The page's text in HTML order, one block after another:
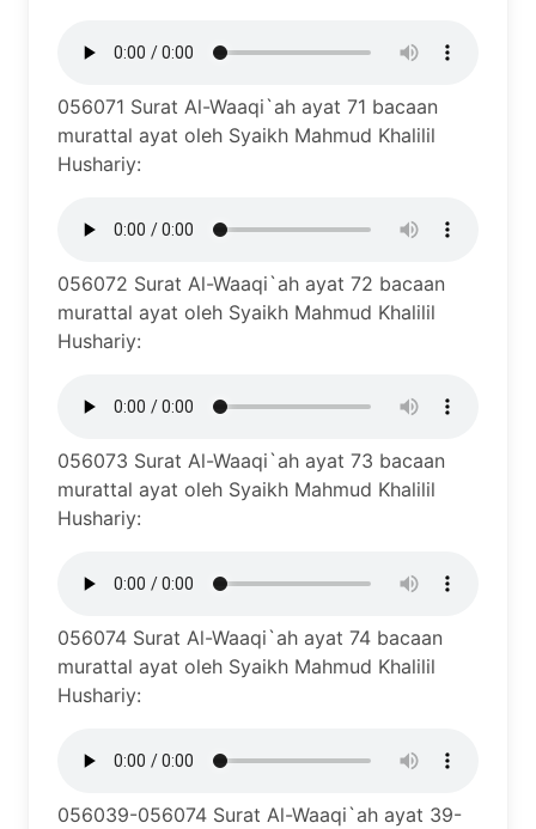
056071 Surat Al-Waaqi`ah ayat 71 bacaan
murattal ayat oleh Syaikh Mahmud Khalilil
Hushariy:
056072 Surat Al-Waaqi`ah ayat 72 bacaan
murattal ayat oleh Syaikh Mahmud Khalilil
Hushariy:
056073 Surat Al-Waaqi`ah ayat 73 bacaan
murattal ayat oleh Syaikh Mahmud Khalilil
Hushariy:
056074 Surat Al-Waaqi`ah ayat 74 bacaan
murattal ayat oleh Syaikh Mahmud Khalilil
Hushariy:
056039-056074 Surat Al-Waaqi`ah ayat 39-